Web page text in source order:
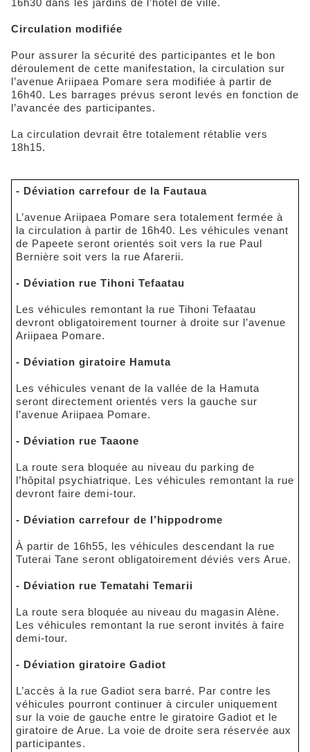
16h30 dans les jardins de l’hôtel de ville.
Circulation modifiée
Pour assurer la sécurité des participantes et le bon
déroulement de cette manifestation, la circulation sur
l’avenue Ariipaea Pomare sera modifiée à partir de
16h40. Les barrages prévus seront levés en fonction de
l’avancée des participantes.
La circulation devrait être totalement rétablie vers
18h15.
- Déviation carrefour de la Fautaua
L’avenue Ariipaea Pomare sera totalement fermée à
la circulation à partir de 16h40. Les véhicules venant
de Papeete seront orientés soit vers la rue Paul
Bernière soit vers la rue Afarerii.
- Déviation rue Tihoni Tefaatau
Les véhicules remontant la rue Tihoni Tefaatau
devront obligatoirement tourner à droite sur l’avenue
Ariipaea Pomare.
- Déviation giratoire Hamuta
Les véhicules venant de la vallée de la Hamuta
seront directement orientés vers la gauche sur
l’avenue Ariipaea Pomare.
- Déviation rue Taaone
La route sera bloquée au niveau du parking de
l’hôpital psychiatrique. Les véhicules remontant la rue
devront faire demi-tour.
- Déviation carrefour de l’hippodrome
À partir de 16h55, les véhicules descendant la rue
Tuterai Tane seront obligatoirement déviés vers Arue.
- Déviation rue Tematahi Temarii
La route sera bloquée au niveau du magasin Alène.
Les véhicules remontant la rue seront invités à faire
demi-tour.
- Déviation giratoire Gadiot
L’accès à la rue Gadiot sera barré. Par contre les
véhicules pourront continuer à circuler uniquement
sur la voie de gauche entre le giratoire Gadiot et le
giratoire de Arue. La voie de droite sera réservée aux
participantes.